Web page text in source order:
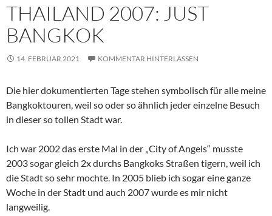
THAILAND 2007: JUST
BANGKOK
14. FEBRUAR 2021 KOMMENTAR HINTERLASSEN
Die hier dokumentierten Tage stehen symbolisch für alle meine
Bangkoktouren, weil so oder so ähnlich jeder einzelne Besuch
in dieser so tollen Stadt war.
Ich war 2002 das erste Mal in der „City of Angels“ musste
2003 sogar gleich 2x durchs Bangkoks Straßen tigern, weil ich
die Stadt so sehr mochte. In 2005 blieb ich sogar eine ganze
Woche in der Stadt und auch 2007 wurde es mir nicht
langweilig.